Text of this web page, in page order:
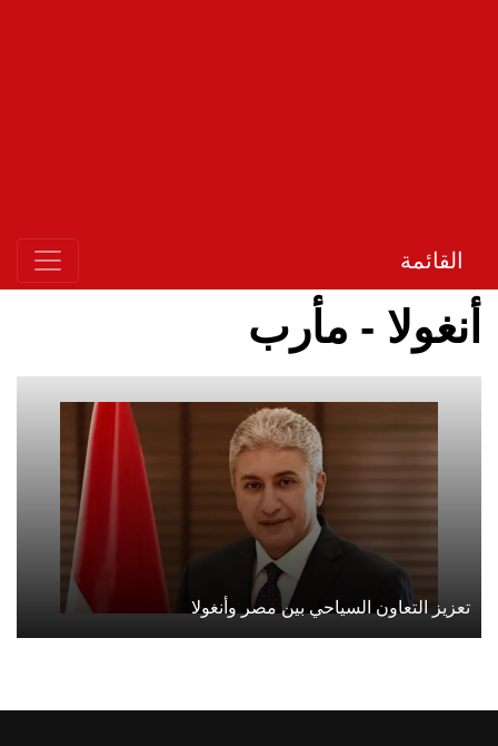
القائمة
أنغولا - مأرب
تعزيز التعاون السياحي بين مصر وأنغولا